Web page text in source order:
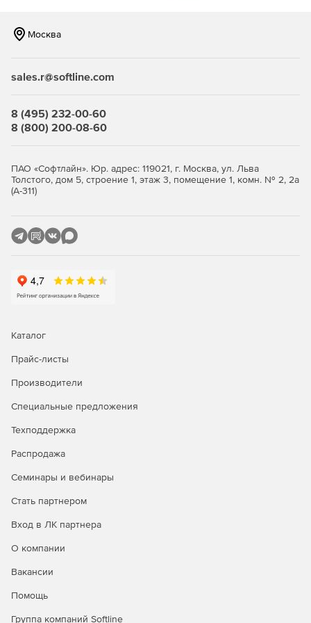
Москва
sales.r@softline.com
8 (495) 232-00-60
8 (800) 200-08-60
ПАО «Софтлайн». Юр. адрес: 119021, г. Москва, ул. Льва
Толстого, дом 5, строение 1, этаж 3, помещение 1, комн. № 2, 2а
(А-311)
Каталог
Прайс-листы
Производители
Специальные предложения
Техподдержка
Распродажа
Семинары и вебинары
Стать партнером
Вход в ЛК партнера
О компании
Вакансии
Помощь
Группа компаний Softline